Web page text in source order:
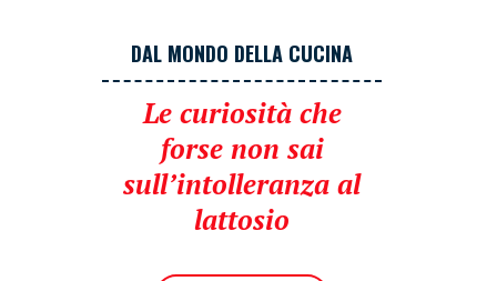
DAL MONDO DELLA CUCINA
Le curiosità che
forse non sai
sull’intolleranza al
lattosio